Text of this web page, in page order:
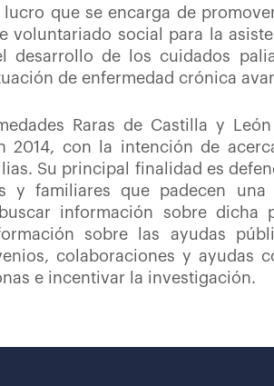
que se encarga de
voluntariado social para la
desarrollo de los cuidados
de enfermedad crónica
Raras de Castilla y
2014, con la intención de
Su principal finalidad es
y familiares que padecen
información sobre dicha
sobre las ayudas
colaboraciones y ayudas
e incentivar la investigación.